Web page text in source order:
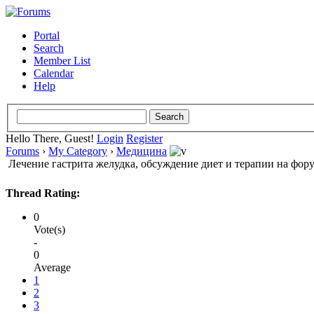
Portal
Search
Member List
Calendar
Help
Hello There, Guest! Login Register
Forums › My Category › Медицина
Лечение гастрита желудка, обсуждение диет и терапии на
Thread Rating:
0
Vote(s)
-
0
Average
1
2
3